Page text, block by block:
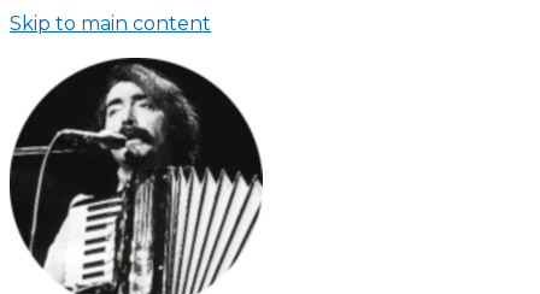
Skip to main content